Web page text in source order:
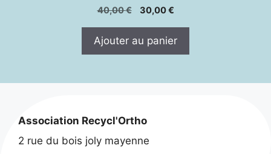
40,00€
Le
était :
30,00€Le
est :
Ajouter au panier
Association Recycl'Ortho
2 rue du bois joly mayenne